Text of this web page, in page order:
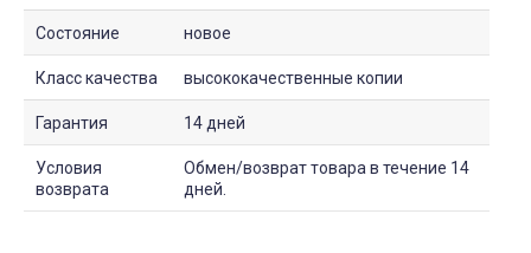
Состояние новое
Класс качества высококачественные копии
Гарантия 14 дней
Условия
возврата
Обмен/возврат товара в течение 14
дней.